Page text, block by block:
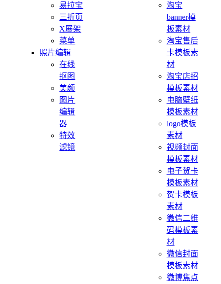
易拉宝
三折页
X展架
菜单
照片编辑
在线
抠图
美颜
图片
编辑
器
特效
滤镜
淘宝
banner模
板素材
淘宝售后
卡模板素
材
淘宝店招
模板素材
电脑壁纸
模板素材
logo模板
素材
视频封面
模板素材
电子贺卡
模板素材
贺卡模板
素材
微信二维
码模板素
材
微信封面
模板素材
微博焦点